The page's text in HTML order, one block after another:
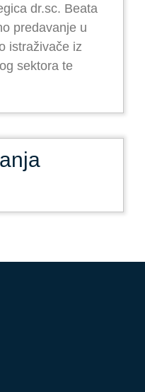
dr.sc. Beata
predavanje u
istraživače iz
sektora te